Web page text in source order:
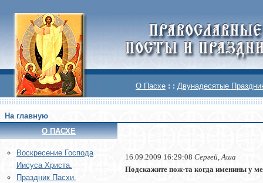
О Пасхе : : Двунадесятые
На главную
О ПАСХЕ
Воскреcение Господа
Иисуса Христа.
Праздник Пасхи.
16.09.2009 16:29:08 Сергей, Аша
Подскажите пож-та когда именины у